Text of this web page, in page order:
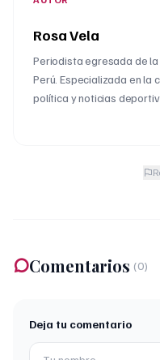
Rosa Vela
Periodista egresada de
Perú. Especializada en la
política y noticias
Comentarios (0)
Deja tu comentario